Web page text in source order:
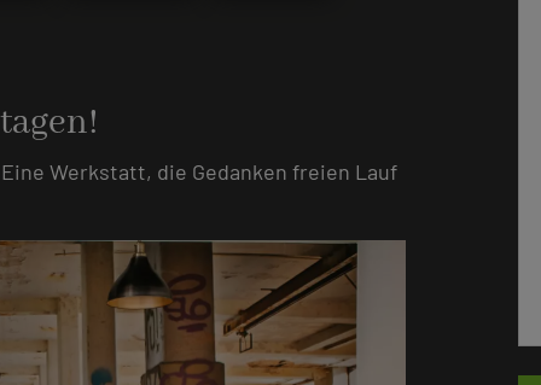
Werkstatt, die Gedanken freien Lauf